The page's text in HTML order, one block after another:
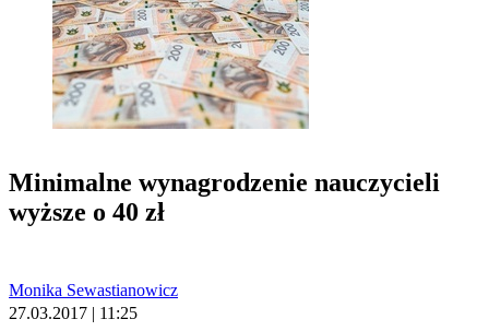
Minimalne wynagrodzenie nauczycieli
wyższe o 40 zł
Monika Sewastianowicz
27.03.2017 | 11:25